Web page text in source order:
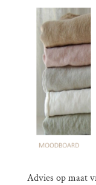
Advies op maat